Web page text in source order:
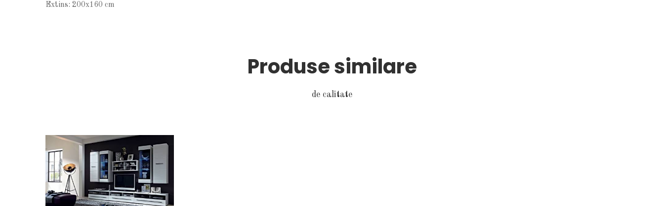
Extins: 200x160 cm
Produse similare
de calitate